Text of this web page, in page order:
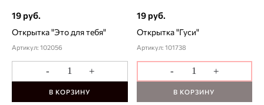
19 руб.
Открытка "Это для тебя"
Артикул: 102056
- +
В КОРЗИНУ
19 руб.
Открытка "Гуси"
Артикул: 101738
- +
В КОРЗИНУ